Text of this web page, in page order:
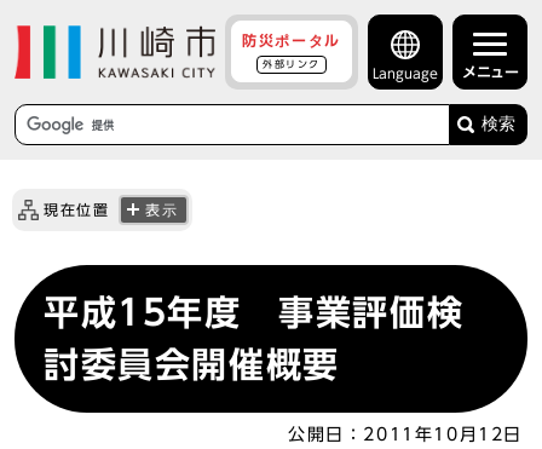
防災ポータル
外部リンク
Language メニュー
検索
現在位置 表示
平成15年度 事業評価検
討委員会開催概要
公開日： 2011年10月12日